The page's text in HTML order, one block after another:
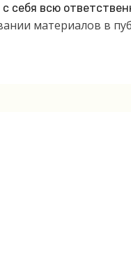
себя всю
материалов в